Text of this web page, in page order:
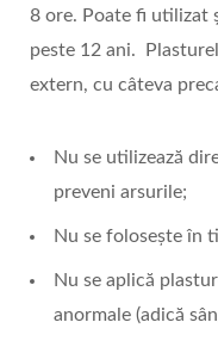
8 ore. Poate fi utilizat
peste 12 ani.
extern, cu câteva
Nu se utilizează
preveni arsurile;
Nu se folosește în
Nu se aplică
anormale (adică